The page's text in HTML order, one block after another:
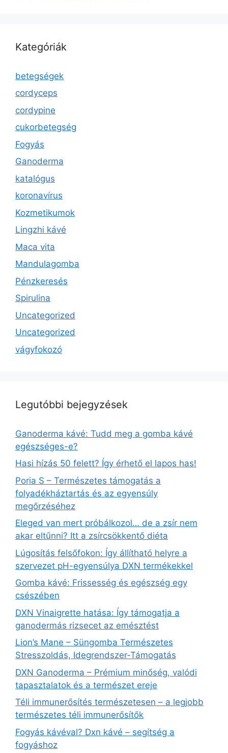
Kategóriák
betegségek
cordyceps
cordypine
cukorbetegség
Fogyás
Ganoderma
katalógus
koronavírus
Kozmetikumok
Lingzhi kávé
Maca vita
Mandulagomba
Pénzkeresés
Spirulina
Uncategorized
Uncategorized
vágyfokozó
Legutóbbi bejegyzések
Ganoderma kávé: Tudd meg a gomba kávé
egészséges-e?
Hasi hízás 50 felett? Így érhető el lapos has!
Poria S – Természetes támogatás a
folyadékháztartás és az egyensúly
megőrzéséhez
Eleged van mert próbálkozol… de a zsír nem
akar eltűnni? Itt a zsírcsökkentő diéta
Lúgosítás felsőfokon: Így állítható helyre a
szervezet pH-egyensúlya DXN termékekkel
Gomba kávé: Frissesség és egészség egy
csészében
DXN Vinaigrette hatása: Így támogatja a
ganodermás rizsecet az emésztést
Lion’s Mane – Süngomba Természetes
Stresszoldás, Idegrendszer‑Támogatás
DXN Ganoderma – Prémium minőség, valódi
tapasztalatok és a természet ereje
Téli immunerősítés természetesen – a legjobb
természetes téli immunerősítők
Fogyás kávéval? Dxn kávé – segítség a
fogyáshoz